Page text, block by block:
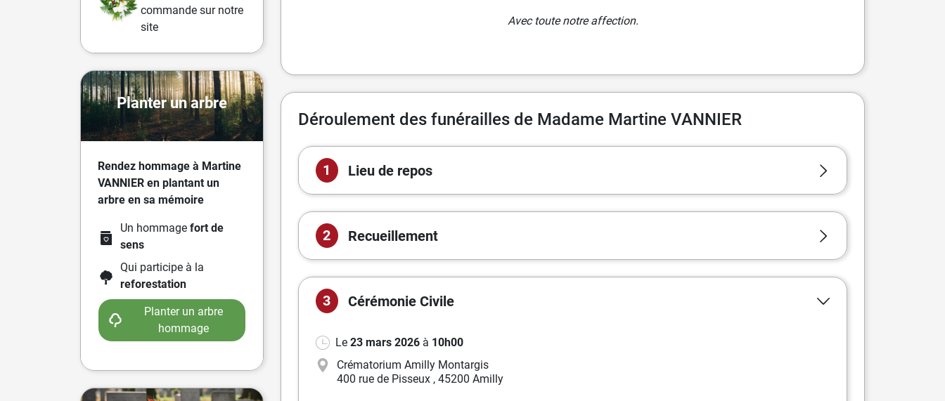
commande sur notre
site
Planter un arbre
Rendez hommage à Martine
VANNIER en plantant un
arbre en sa mémoire
Un hommage fort de
sens
Qui participe à la
reforestation
Planter un arbre
hommage
Avec toute notre affection.
Déroulement des funérailles de Madame Martine VANNIER
1 Lieu de repos
2 Recueillement
3 Cérémonie Civile
Le 23 mars 2026 à 10h00
Crématorium Amilly Montargis
400 rue de Pisseux , 45200 Amilly